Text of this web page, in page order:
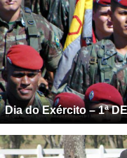
Dia do Exército – 1ª DE